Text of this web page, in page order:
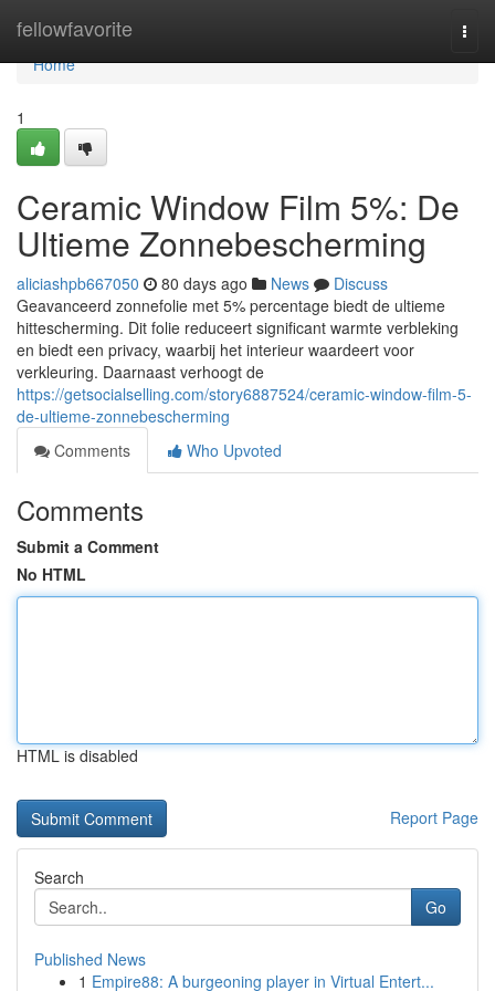
fellowfavorite
Home
Home
1
Ceramic Window Film 5%: De
Ultieme Zonnebescherming
aliciashpb667050 80 days ago News
Discuss
Geavanceerd zonnefolie met 5% percentage biedt de ultieme
hittescherming. Dit folie reduceert significant warmte verbleking
en biedt een privacy, waarbij het interieur waardeert voor
verkleuring. Daarnaast verhoogt de
https://getsocialselling.com/story6887524/ceramic-window-film-5-
de-ultieme-zonnebescherming
Comments
Who Upvoted
Comments
Submit a Comment
No HTML
HTML is disabled
Report Page
Search
Go
Published News
1 Empire88: A burgeoning player in Virtual Entert...